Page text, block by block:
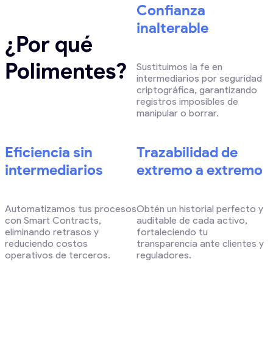
¿Por qué
Polimentes?
Confianza
inalterable
Sustituimos la fe en
intermediarios por seguridad
criptográfica, garantizando
registros imposibles de
manipular o borrar.
Eficiencia sin
intermediarios
Automatizamos tus procesos
con Smart Contracts,
eliminando retrasos y
reduciendo costos
operativos de terceros.
Trazabilidad de
extremo a extremo
Obtén un historial perfecto y
auditable de cada activo,
fortaleciendo tu
transparencia ante clientes y
reguladores.